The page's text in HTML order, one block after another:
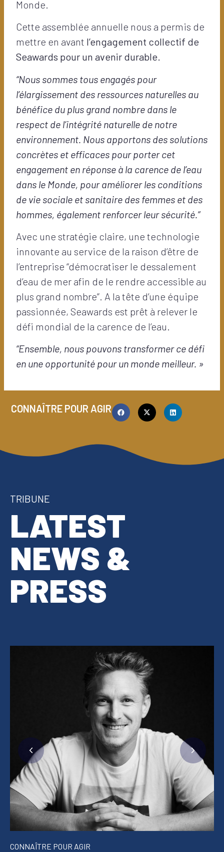
Monde.
Cette assemblée annuelle nous a permis de
mettre en avant l’engagement collectif de
Seawards pour un avenir durable.
“Nous sommes tous engagés pour
l’élargissement des ressources naturelles au
bénéfice du plus grand nombre dans le
respect de l’intégrité naturelle de notre
environnement. Nous apportons des solutions
concrètes et efficaces pour porter cet
engagement en réponse à la carence de l’eau
dans le Monde, pour améliorer les conditions
de vie sociale et sanitaire des femmes et des
hommes, également renforcer leur sécurité.”
Avec une stratégie claire, une technologie
innovante au service de la raison d’être de
l’entreprise “démocratiser le dessalement
d’eau de mer afin de le rendre accessible au
plus grand nombre”. A la tête d’une équipe
passionnée, Seawards est prêt à relever le
défi mondial de la carence de l’eau.
“Ensemble, nous pouvons transformer ce défi
en une opportunité pour un monde meilleur. »
CONNAÎTRE POUR AGIR
TRIBUNE
LATEST
NEWS &
PRESS
CONNAÎTRE POUR AGIR